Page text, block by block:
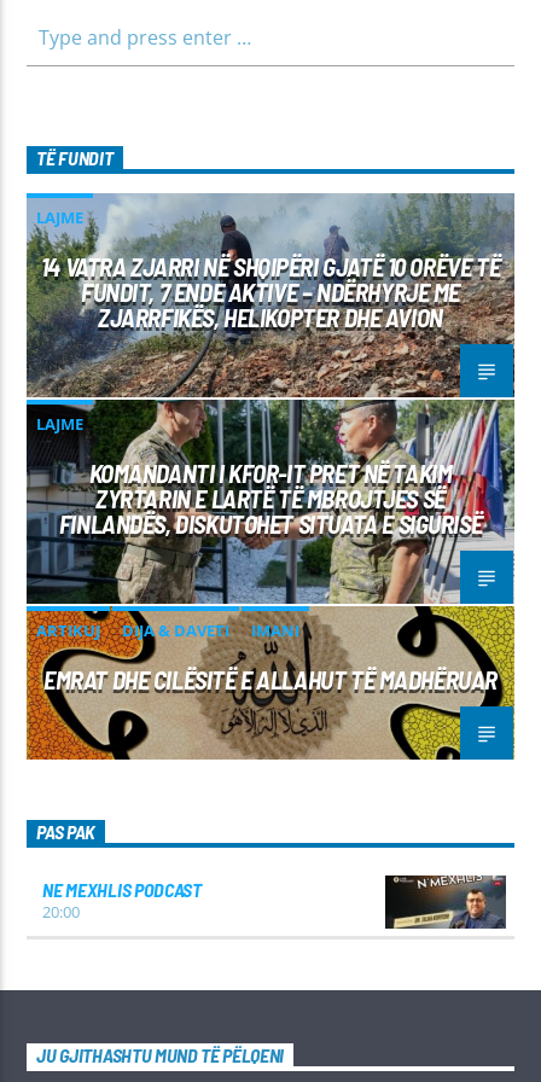
TË FUNDIT
LAJME
14 VATRA ZJARRI NË SHQIPËRI GJATË 10 ORËVE TË
FUNDIT, 7 ENDE AKTIVE – NDËRHYRJE ME
ZJARRFIKËS, HELIKOPTER DHE AVION
LAJME
KOMANDANTI I KFOR-IT PRET NË TAKIM
ZYRTARIN E LARTË TË MBROJTJES SË
FINLANDËS, DISKUTOHET SITUATA E SIGURISË
ARTIKUJ DIJA & DAVETI IMANI
EMRAT DHE CILËSITË E ALLAHUT TË MADHËRUAR
PAS PAK
NE MEXHLIS PODCAST
20:00
JU GJITHASHTU MUND TË PËLQENI